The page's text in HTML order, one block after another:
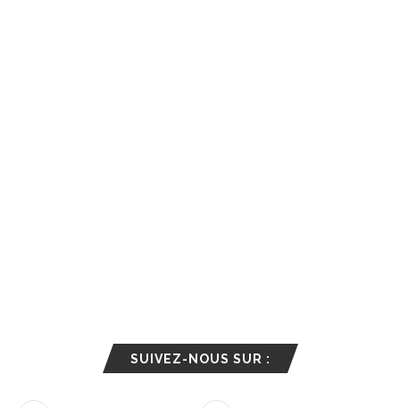
SUIVEZ-NOUS SUR :